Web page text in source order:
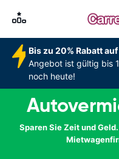
Bis zu 20% Rabatt
Angebot ist gültig bis
noch heute!
Sparen Sie Zeit und